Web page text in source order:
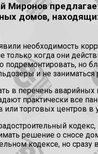
Миронов
домов,
необходимость
когда они
но
и не
в перечень
практически все
торговых центров
решение о сносе
кодексе, но